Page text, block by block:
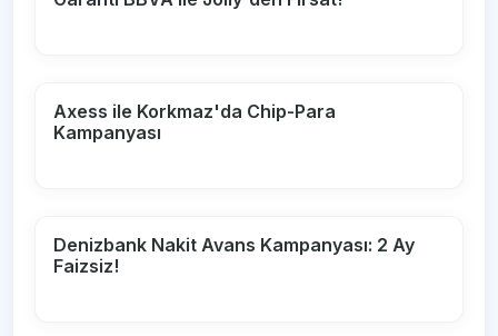
Axess ile Korkmaz'da Chip-Para
Kampanyası
Denizbank Nakit Avans Kampanyası: 2 Ay
Faizsiz!